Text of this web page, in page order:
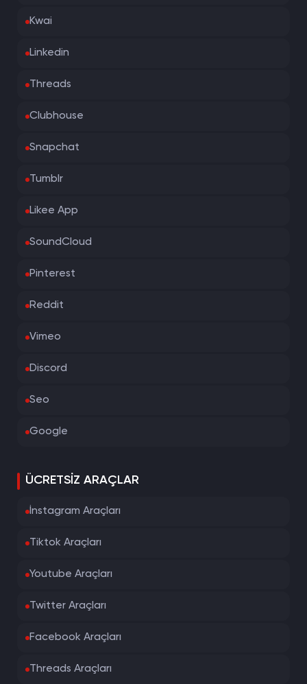
Kwai
Linkedin
Threads
Clubhouse
Snapchat
Tumblr
Likee App
SoundCloud
Pinterest
Reddit
Vimeo
Discord
Seo
Google
ÜCRETSIZ ARAÇLAR
İnstagram Araçları
Tiktok Araçları
Youtube Araçları
Twitter Araçları
Facebook Araçları
Threads Araçları